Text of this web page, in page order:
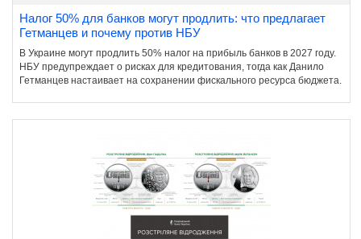
Налог 50% для банков могут продлить: что предлагает
Гетманцев и почему против НБУ
В Украине могут продлить 50% налог на прибыль банков в 2027 году.
НБУ предупреждает о рисках для кредитования, тогда как Данило
Гетманцев настаивает на сохранении фискального ресурса бюджета.